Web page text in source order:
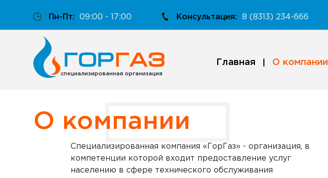
Пн-Пт: 09:00 - 17:00 Консультация: 8 (8313) 234-666
специализированная организация
Главная О компании
О компании
Специализированная компания «ГорГаз» - организация, в
компетенции которой входит предоставление услуг
населению в сфере технического обслуживания